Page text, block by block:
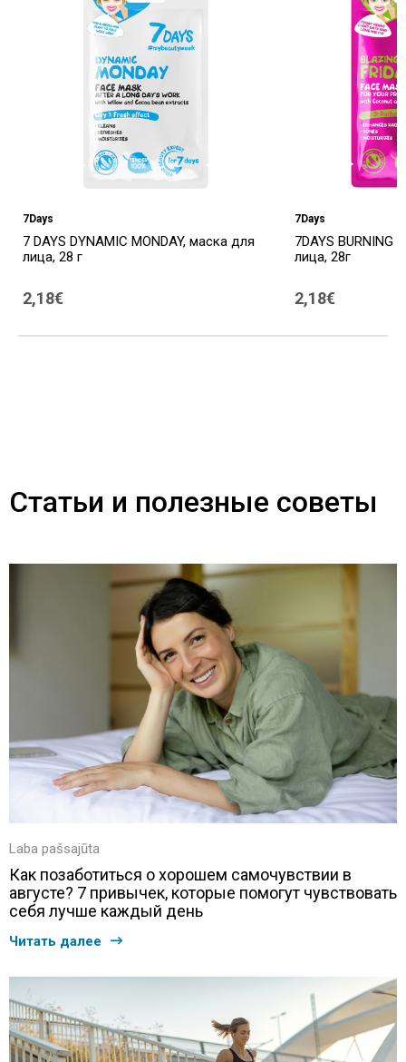
7Days
7 DAYS DYNAMIC MONDAY, маска для
лица, 28 г
2,18€
7Days
7DAYS BURNING
лица, 28г
2,18€
Статьи и полезные советы
Laba pašsajūta
Как позаботиться о хорошем самочувствии в
августе? 7 привычек, которые помогут чувствовать
себя лучше каждый день
Читать далее